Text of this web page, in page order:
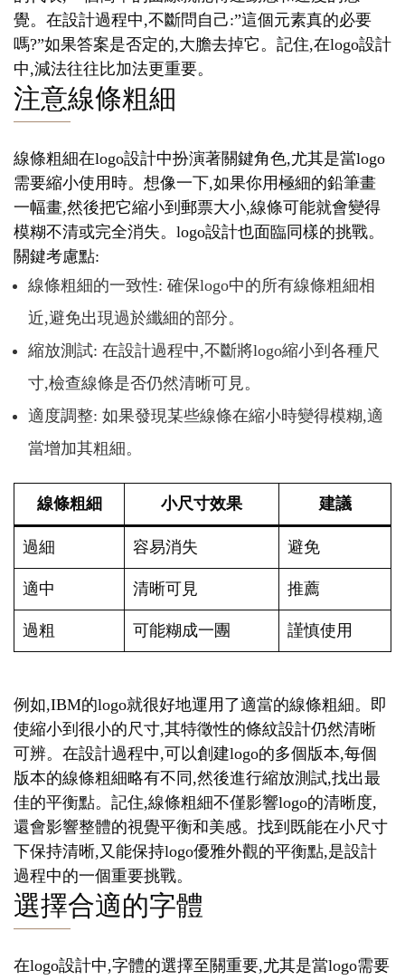
覺。在設計過程中,不斷問自己:”這個元素真的必要
嗎?”如果答案是否定的,大膽去掉它。記住,在logo設計
中,減法往往比加法更重要。
注意線條粗細
線條粗細在logo設計中扮演著關鍵角色,尤其是當logo
需要縮小使用時。想像一下,如果你用極細的鉛筆畫
一幅畫,然後把它縮小到郵票大小,線條可能就會變得
模糊不清或完全消失。logo設計也面臨同樣的挑戰。
關鍵考慮點:
線條粗細的一致性: 確保logo中的所有線條粗細相
近,避免出現過於纖細的部分。
縮放測試: 在設計過程中,不斷將logo縮小到各種尺
寸,檢查線條是否仍然清晰可見。
適度調整: 如果發現某些線條在縮小時變得模糊,適
當增加其粗細。
線條粗細 小尺寸效果 建議
過細 容易消失 避免
適中 清晰可見 推薦
過粗 可能糊成一團 謹慎使用
例如,IBM的logo就很好地運用了適當的線條粗細。即
使縮小到很小的尺寸,其特徵性的條紋設計仍然清晰
可辨。在設計過程中,可以創建logo的多個版本,每個
版本的線條粗細略有不同,然後進行縮放測試,找出最
佳的平衡點。記住,線條粗細不僅影響logo的清晰度,
還會影響整體的視覺平衡和美感。找到既能在小尺寸
下保持清晰,又能保持logo優雅外觀的平衡點,是設計
過程中的一個重要挑戰。
選擇合適的字體
在logo設計中,字體的選擇至關重要,尤其是當logo需要